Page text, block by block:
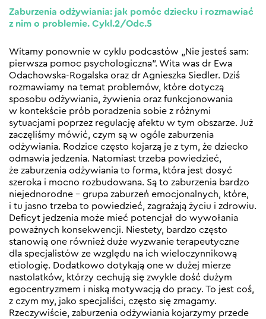
Zaburzenia odżywiania: jak pomóc dziecku i rozmawiać
z nim o problemie. Cykl.2/Odc.5
Witamy ponownie w cyklu podcastów „Nie jesteś sam:
pierwsza pomoc psychologiczna”. Wita was dr Ewa
Odachowska-Rogalska oraz dr Agnieszka Siedler. Dziś
rozmawiamy na temat problemów, które dotyczą
sposobu odżywiania, żywienia oraz funkcjonowania
w kontekście prób poradzenia sobie z różnymi
sytuacjami poprzez regulację afektu w tym obszarze. Już
zaczęliśmy mówić, czym są w ogóle zaburzenia
odżywiania. Rodzice często kojarzą je z tym, że dziecko
odmawia jedzenia. Natomiast trzeba powiedzieć,
że zaburzenia odżywiania to forma, która jest dosyć
szeroka i mocno rozbudowana. Są to zaburzenia bardzo
niejednorodne – grupa zaburzeń emocjonalnych, które,
i tu jasno trzeba to powiedzieć, zagrażają życiu i zdrowiu.
Deficyt jedzenia może mieć potencjał do wywołania
poważnych konsekwencji. Niestety, bardzo często
stanowią one również duże wyzwanie terapeutyczne
dla specjalistów ze względu na ich wieloczynnikową
etiologię. Dodatkowo dotykają one w dużej mierze
nastolatków, którzy cechują się zwykle dość dużym
egocentryzmem i niską motywacją do pracy. To jest coś,
z czym my, jako specjaliści, często się zmagamy.
Rzeczywiście, zaburzenia odżywiania kojarzymy przede